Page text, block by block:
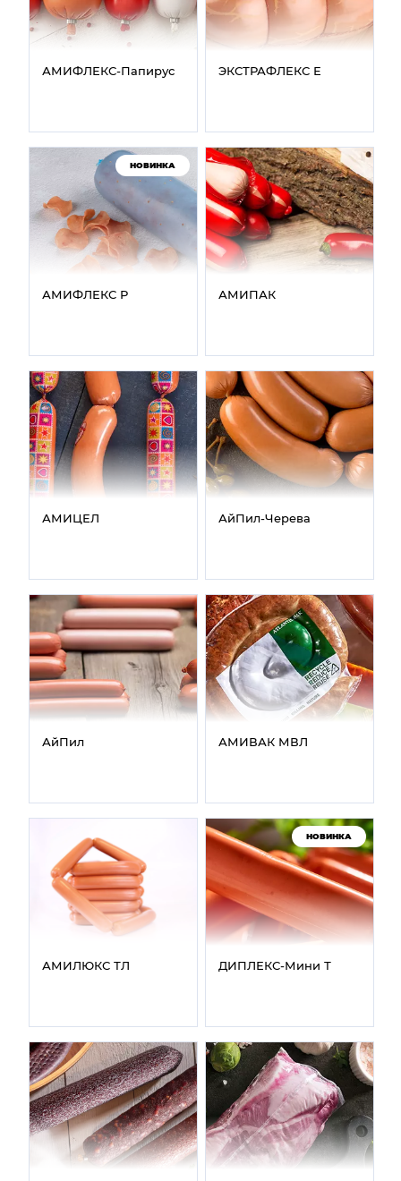
АМИФЛЕКС‑Папирус ЭКСТРАФЛЕКС Е
НОВИНКА
АМИФЛЕКС Р АМИПАК
АМИЦЕЛ АйПил‑Черева
АйПил АМИВАК МВЛ
АМИЛЮКС ТЛ
НОВИНКА
ДИПЛЕКС‑Мини Т